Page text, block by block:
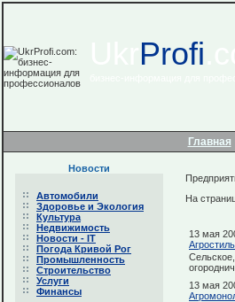
Profi
Главная
Новости
Автомобили
Здоровье и Экология
Культура
Недвижимость
Новости - IТ
Погода Кривой Рог
Промышленность
Строительство
Услуги
Финансы
На
13 мая
13 мая